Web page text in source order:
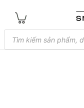
Tìm
kiếm
sản